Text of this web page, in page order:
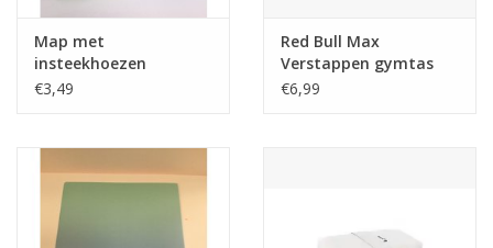
Kalenders
Keuken textiele
Koken
Map met
insteekhoezen
€3,49
Red Bull Max
Verstappen gymtas
€6,99